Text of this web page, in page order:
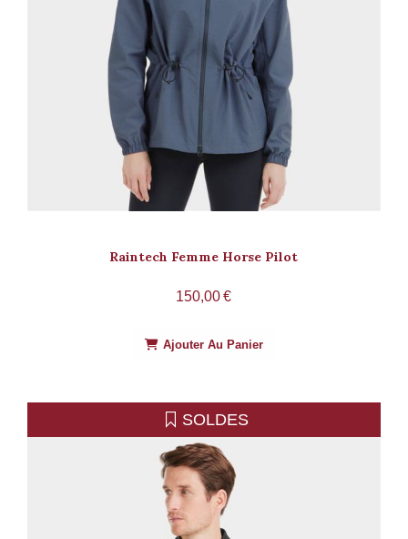
Raintech Femme Horse Pilot
150,00€
Ajouter Au Panier
SOLDES